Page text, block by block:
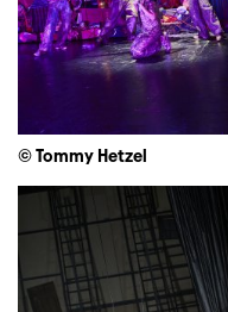
© Tommy Hetzel